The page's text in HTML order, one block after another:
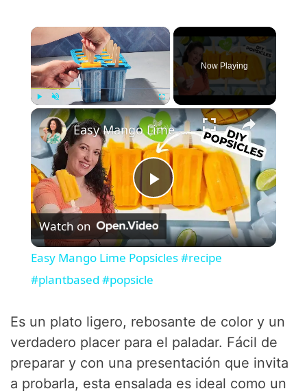
×
Play Unmute Fullscreen
Now Playing
×
P
l
y
V
Easy Mango Lime Popsicles #recipe #plantbased #popsicle
Watch on
Easy Mango Lime Popsicles #recipe
#plantbased #popsicle
Es un plato ligero, rebosante de color y un
verdadero placer para el paladar. Fácil de
preparar y con una presentación que invita
a probarla, esta ensalada es ideal como un